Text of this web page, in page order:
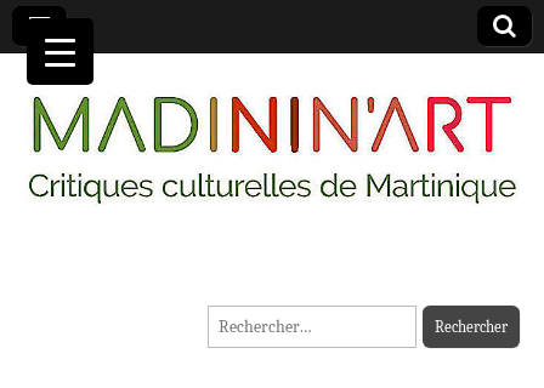
MADININ'ART
Rechercher :